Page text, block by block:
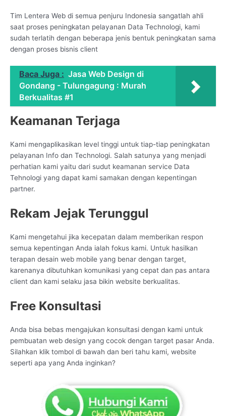
Tim Lentera Web di semua penjuru Indonesia sangatlah ahli
saat proses peningkatan pelayanan Data Technologi, kami
sudah terlatih dengan beberapa jenis bentuk peningkatan sama
dengan proses bisnis client
Baca Juga : Jasa Web Design di
Gondang - Tulungagung : Murah
Berkualitas #1
Keamanan Terjaga
Kami mengaplikasikan level tinggi untuk tiap-tiap peningkatan
pelayanan Info dan Technologi. Salah satunya yang menjadi
perhatian kami yaitu dari sudut keamanan service Data
Tehnologi yang dapat kami samakan dengan kepentingan
partner.
Rekam Jejak Terunggul
Kami mengetahui jika kecepatan dalam memberikan respon
semua kepentingan Anda ialah fokus kami. Untuk hasilkan
terapan desain web mobile yang benar dengan target,
karenanya dibutuhkan komunikasi yang cepat dan pas antara
client dan kami selaku jasa bikin website berkualitas.
Free Konsultasi
Anda bisa bebas mengajukan konsultasi dengan kami untuk
pembuatan web design yang cocok dengan target pasar Anda.
Silahkan klik tombol di bawah dan beri tahu kami, website
seperti apa yang Anda inginkan?